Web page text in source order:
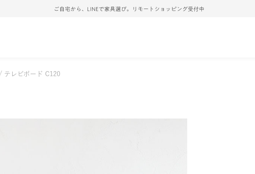
ご自宅から、LINEで家具選び。リモートショッピング受付中
テレビボード C120